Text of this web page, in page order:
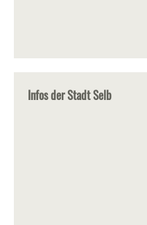
Infos der Stadt Selb